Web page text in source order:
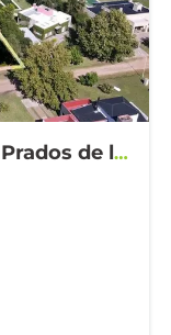
de la